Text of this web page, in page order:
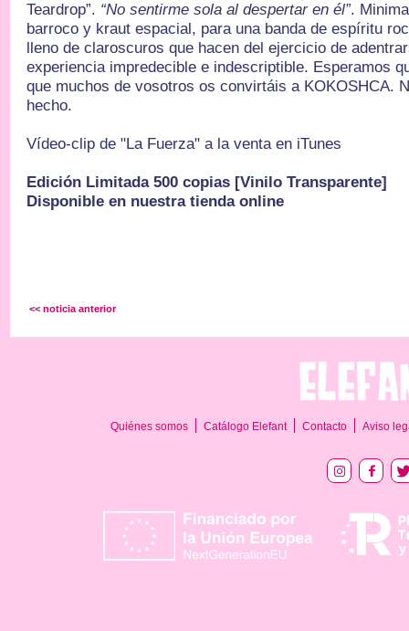
Teardrop”. “No sentirme sola al despertar en él”.
barroco y kraut espacial, para una banda de espíritu
lleno de claroscuros que hacen del ejercicio de
experiencia impredecible e indescriptible. Esperamos
que muchos de vosotros os convirtáis a KOKOSHCA.
hecho.
Vídeo-clip de "La Fuerza" a la venta en iTunes
Edición Limitada 500 copias [Vinilo Transparente]
Disponible en nuestra tienda online
<< noticia anterior
Quiénes somos Catálogo Elefant Contacto Aviso